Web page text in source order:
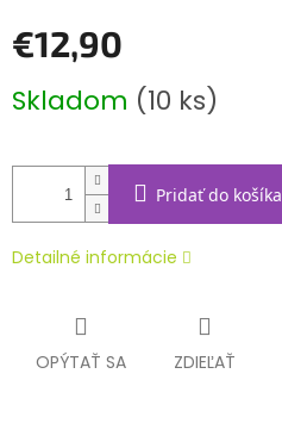
€12,90
cena:
Skladom (10 ks)
Pridať do košíka
Detailné informácie
OPÝTAŤ SA ZDIEĽAŤ